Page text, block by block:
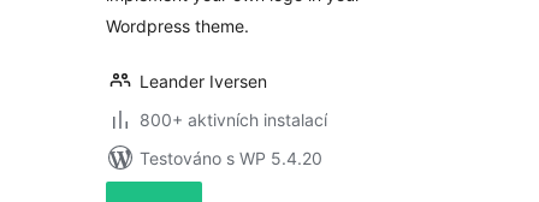
Wordpress theme.
Leander Iversen
800+ aktivních instalací
Testováno s WP 5.4.20